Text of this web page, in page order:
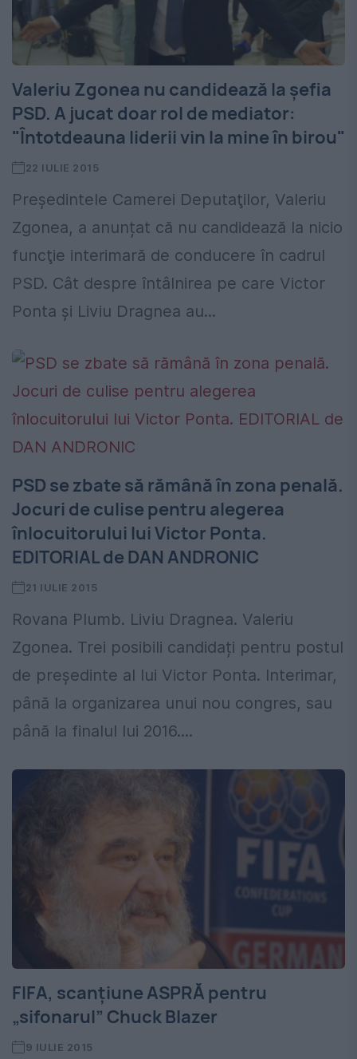
Valeriu Zgonea nu candidează la șefia
PSD. A jucat doar rol de mediator:
"Întotdeauna liderii vin la mine în birou"
22 IULIE 2015
Preşedintele Camerei Deputaţilor, Valeriu
Zgonea, a anunțat că nu candidează la nicio
funcţie interimară de conducere în cadrul
PSD. Cât despre întâlnirea pe care Victor
Ponta și Liviu Dragnea au...
PSD se zbate să rămână în zona penală.
Jocuri de culise pentru alegerea
înlocuitorului lui Victor Ponta.
EDITORIAL de DAN ANDRONIC
21 IULIE 2015
Rovana Plumb. Liviu Dragnea. Valeriu
Zgonea. Trei posibili candidați pentru postul
de președinte al lui Victor Ponta. Interimar,
până la organizarea unui nou congres, sau
până la finalul lui 2016....
FIFA, scanțiune ASPRĂ pentru
„sifonarul” Chuck Blazer
9 IULIE 2015